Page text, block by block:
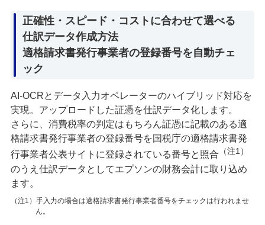
正確性・スピード・コストに合わせて選べる
仕訳データ作成方法
適格請求書発行事業者の登録番号を自動チェ
ック
AI-OCRとデータ入力オペレーターのハイブリッド対応を
実現。アップロードした証憑を仕訳データ化します。
さらに、消費税率の判定はもちろん証憑に記載のある適
格請求書発行事業者の登録番号を国税庁の適格請求書発
行事業者公表サイトに登録されている番号と照合 （注1）
のうえ仕訳データとしてエプソンの財務会計に取り込め
ます。
（注1）手入力の場合は適格請求書発行事業者番号をチェックは行われませ
ん。